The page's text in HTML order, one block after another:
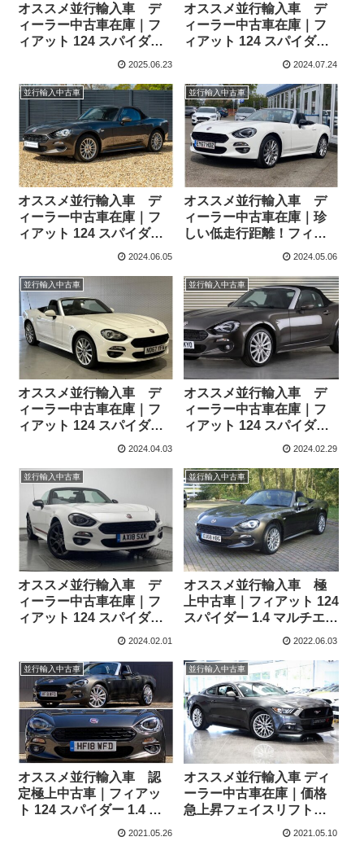
オススメ並行輸入車 デ
ィーラー中古車在庫｜フ
ィアット 124 スパイダー
2025.06.23
オススメ並行輸入車 デ
ィーラー中古車在庫｜フ
ィアット 124 スパイダー
2024.07.24
並行輸入中古車
オススメ並行輸入車 デ
ィーラー中古車在庫｜フ
ィアット 124 スパイダー
1.4 マルチエア Classica
2024.06.05
並行輸入中古車
オススメ並行輸入車 デ
ィーラー中古車在庫｜珍
しい低走行距離！フィア
ット 124 スパイダー 1.4
6MT 右ハンドル
2024.05.06
並行輸入中古車
オススメ並行輸入車 デ
ィーラー中古車在庫｜フ
ィアット 124 スパイダー
2024.04.03
並行輸入中古車
オススメ並行輸入車 デ
ィーラー中古車在庫｜フ
ィアット 124 スパイダー
2024.02.29
並行輸入中古車
オススメ並行輸入車 デ
ィーラー中古車在庫｜フ
ィアット 124 スパイダー
2024.02.01
並行輸入中古車
オススメ並行輸入車 極
上中古車｜フィアット 124
スパイダー 1.4 マルチエア
クラシカ 6MT 右ハンドル
2022.06.03
並行輸入中古車
オススメ並行輸入車 認
定極上中古車｜フィアッ
ト 124 スパイダー 1.4 マ
2021.05.26
並行輸入中古車
オススメ並行輸入車 ディ
ーラー中古車在庫｜価格
急上昇フェイスリフト前
モデル！フォード マスタ
2021.05.10